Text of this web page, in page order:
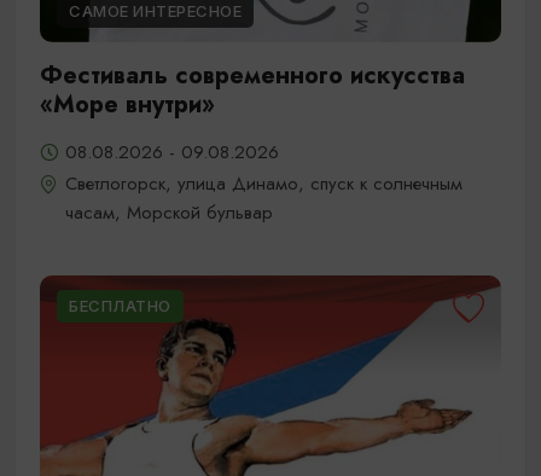
САМОЕ ИНТЕРЕСНОЕ
Фестиваль современного искусства
«Море внутри»
08.08.2026 - 09.08.2026
Светлогорск, улица Динамо, спуск к солнечным
часам, Морской бульвар
БЕСПЛАТНО